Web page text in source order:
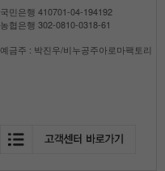
국민은행 410701-04-194192
농협은행 302-0810-0318-61
예금주 : 박진우/비누공주아로마팩토리